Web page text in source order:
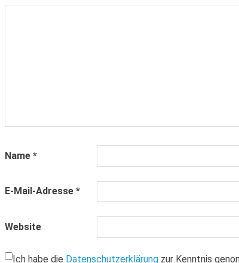
Name*
E-Mail-Adresse*
Website
Ich habe die Datenschutzerklärung zur Kenntnis